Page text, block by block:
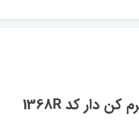
شیشه آینه راست برقی آریکو مدل گرم کن دار کد 1368R